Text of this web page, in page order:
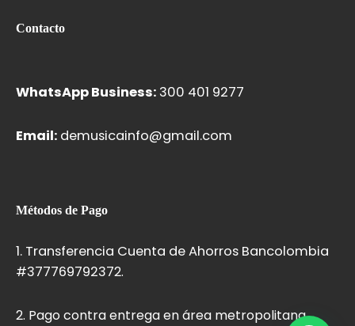
o
o
g
r
Contacto
WhatsApp Business: 300 401 9277
Email: demusicainfo@gmail.com
Métodos de Pago
1. Transferencia Cuenta de Ahorros Bancolombia
#377769792372.
2. Pago contra entrega en área metropolitana